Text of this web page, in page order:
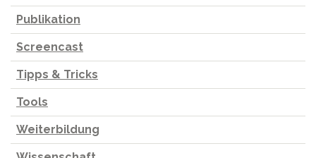
Publikation
Screencast
Tipps & Tricks
Tools
Weiterbildung